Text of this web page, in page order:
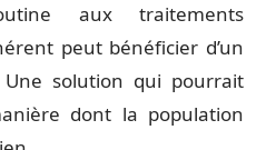
aux traitements
peut bénéficier d’un
solution qui pourrait
dont la population